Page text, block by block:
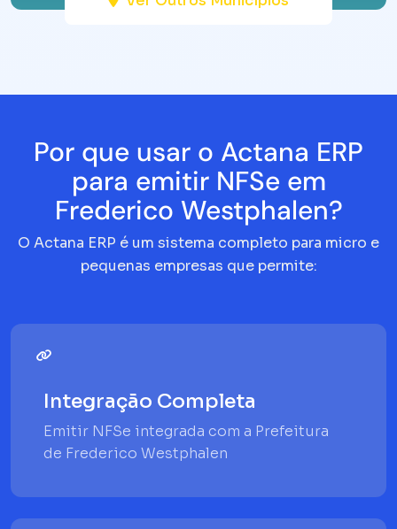
Por que usar o Actana ERP
para emitir NFSe em
Frederico Westphalen?
O Actana ERP é um sistema completo para micro e
pequenas empresas que permite:
Integração Completa
Emitir NFSe integrada com a Prefeitura
de Frederico Westphalen